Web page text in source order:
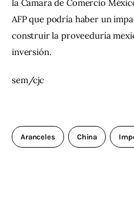
la Cámara de Comercio
AFP que podría haber un
construir la proveeduría
inversión.
sem/cjc
Aranceles China